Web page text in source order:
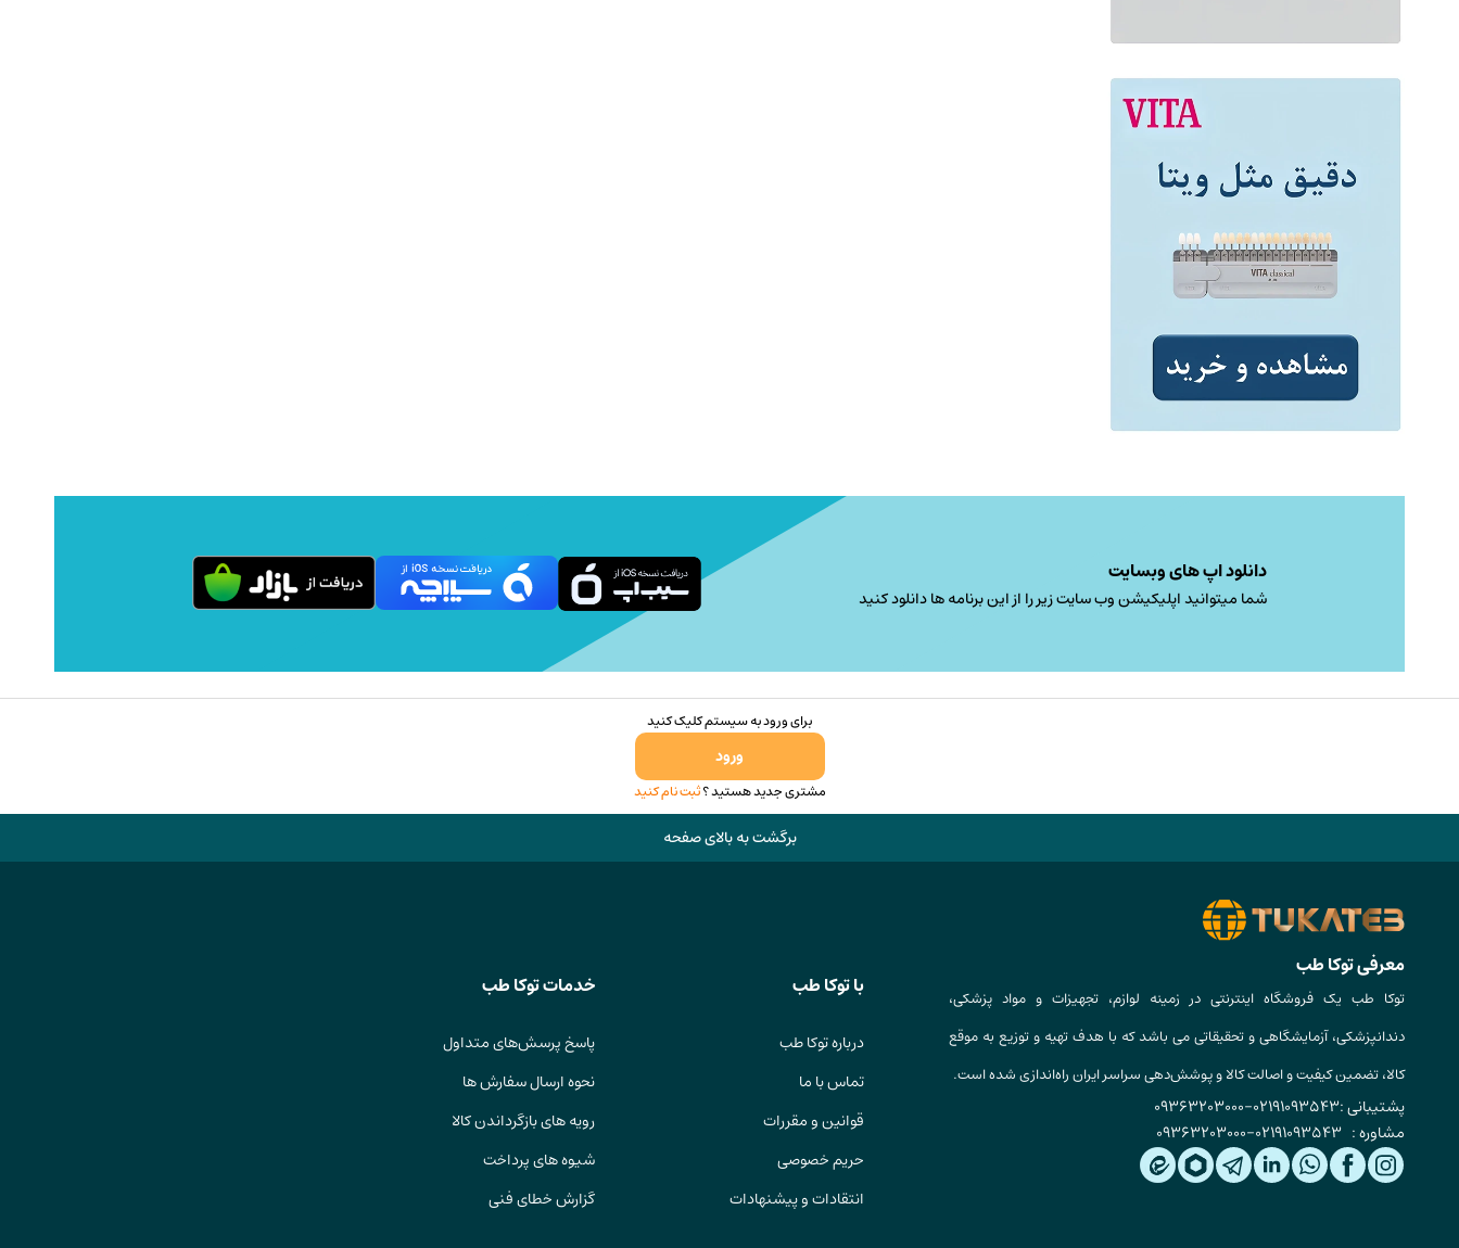
دانلود اپ های وبسایت
شما میتوانید اپلیکیشن وب سایت زیر را از این برنامه ها دانلود کنید
برای ورود به سیستم کلیک کنید
ورود
مشتری جدید هستید ؟ثبت نام کنید
برگشت به بالای صفحه
معرفی توکا طب
توکا طب یک فروشگاه اینترنتی در زمینه لوازم، تجهیزات و مواد پزشکی،
دندانپزشکی، آزمایشگاهی و تحقیقاتی می باشد که با هدف تهیه و توزیع به موقع
کالا، تضمین کیفیت و اصالت کالا و پوشش‌دهی سراسر ایران راه‌اندازی شده است.
پشتیبانی :02191093543
-
09363203000
مشاوره : 02191093543
-
09363203000
با توکا طب
درباره توکا طب
تماس با ما
قوانین و مقررات
حریم خصوصی
انتقادات و پیشنهادات
خدمات توکا طب
پاسخ پرسش‌های متداول
نحوه ارسال سفارش ها
رویه های بازگرداندن کالا
شیوه های پرداخت
گزارش خطای فنی